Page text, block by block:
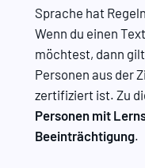
Sprache hat
Wenn du einen
möchtest, dann gilt
Personen aus der
zertifiziert ist. Zu
Personen mit
Beeinträchtigung.